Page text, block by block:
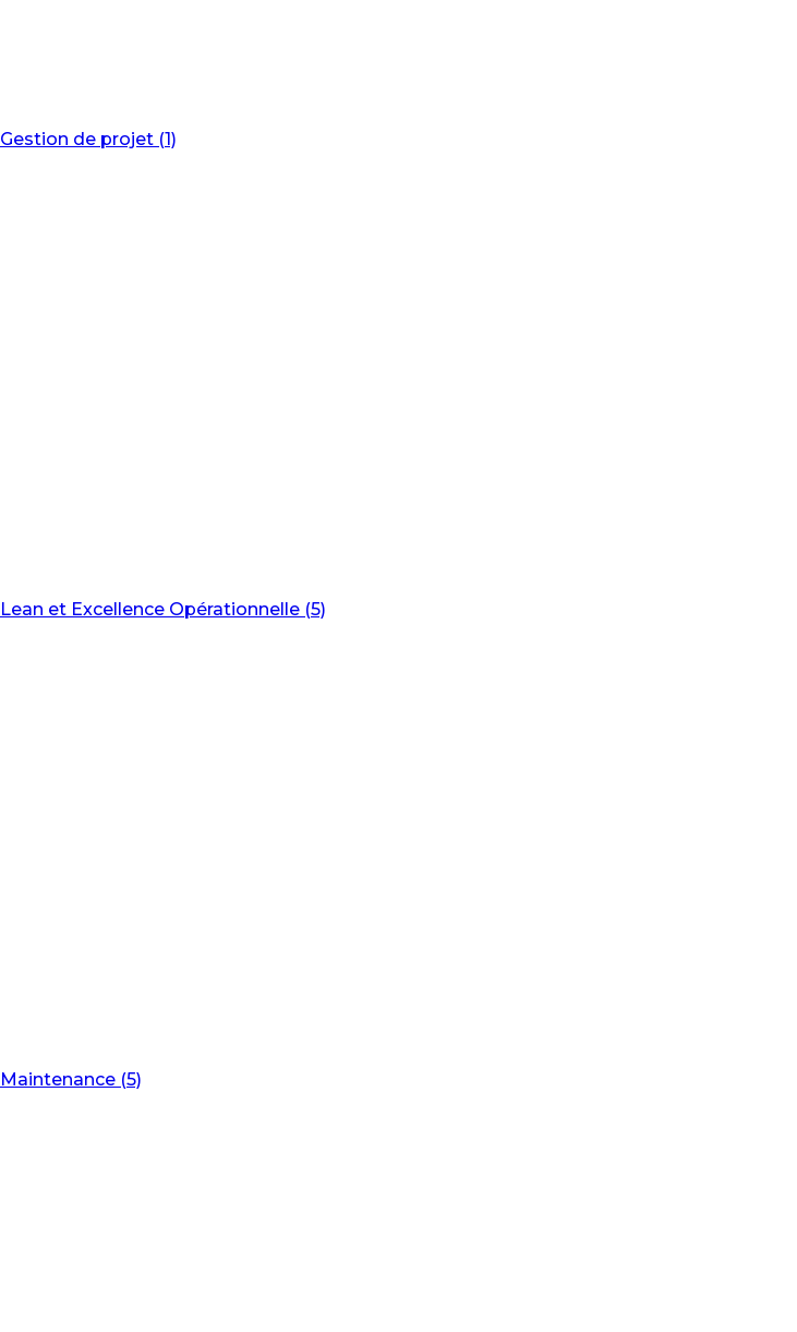
Gestion de projet (1)
Lean et Excellence Opérationnelle (5)
Maintenance (5)